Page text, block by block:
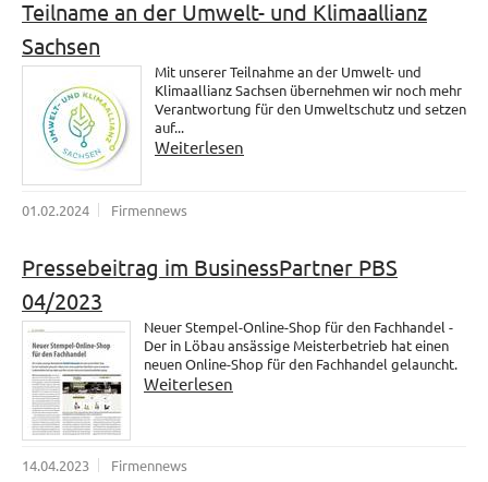
Teilname an der Umwelt- und Klimaallianz
Sachsen
Mit unserer Teilnahme an der Umwelt- und
Klimaallianz Sachsen übernehmen wir noch mehr
Verantwortung für den Umweltschutz und setzen
auf...
Weiterlesen
01.02.2024 Firmennews
Pressebeitrag im BusinessPartner PBS
04/2023
Neuer Stempel-Online-Shop für den Fachhandel -
Der in Löbau ansässige Meisterbetrieb hat einen
neuen Online-Shop für den Fachhandel gelauncht.
Weiterlesen
14.04.2023 Firmennews